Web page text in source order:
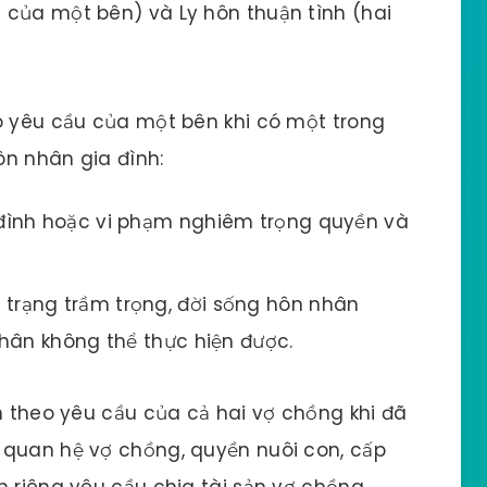
một bên) và Ly hôn thuận tình (hai
yêu cầu của một bên khi có một trong
nhân gia đình:
hoặc vi phạm nghiêm trọng quyền và
trầm trọng, đời sống hôn nhân
không thể thực hiện được.
yêu cầu của cả hai vợ chồng khi đã
hệ vợ chồng, quyền nuôi con, cấp